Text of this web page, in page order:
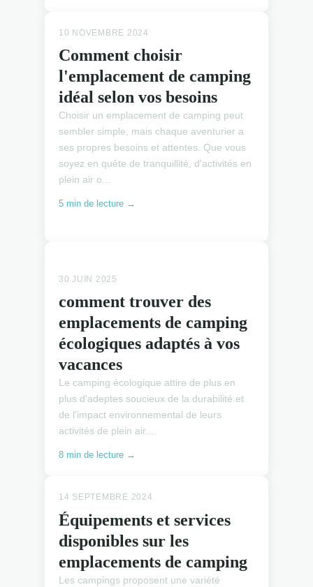
10 NOVEMBRE 2024
Comment choisir
l'emplacement de camping
idéal selon vos besoins
Choisir un emplacement de camping peut
sembler simple, mais chaque aventurier a
ses propres besoins et attentes. Que vous
soyez en quête de tranquillité, d'activités en
plein air o...
5 min de lecture →
30 JUIN 2025
comment trouver des
emplacements de camping
écologiques adaptés à vos
vacances
Le camping écologique attire de plus en
plus d'adeptes soucieux de la durabilité et
de l'impact environnemental de leurs
activités de plein air....
8 min de lecture →
14 SEPTEMBRE 2024
Équipements et services
disponibles sur les
emplacements de camping
Les campings proposent une variété